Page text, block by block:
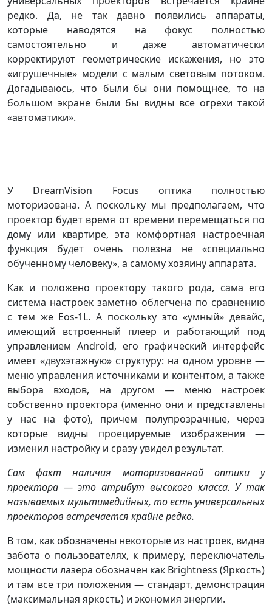
редко. Да, не так давно появились аппараты,
которые наводятся на фокус полностью
самостоятельно и даже автоматически
корректируют геометрические искажения, но это
«игрушечные» модели с малым световым потоком.
Догадываюсь, что были бы они помощнее, то на
большом экране были бы видны все огрехи такой
«автоматики».
У DreamVision Focus оптика полностью
моторизована. А поскольку мы предполагаем, что
проектор будет время от времени перемещаться по
дому или квартире, эта комфортная настроечная
функция будет очень полезна не «специально
обученному человеку», а самому хозяину аппарата.
Как и положено проектору такого рода, сама его
система настроек заметно облегчена по сравнению
с тем же Eos-1L. А поскольку это «умный» девайс,
имеющий встроенный плеер и работающий под
управлением Android, его графический интерфейс
имеет «двухэтажную» структуру: на одном уровне —
меню управления источниками и контентом, а также
выбора входов, на другом — меню настроек
собственно проектора (именно они и представлены
у нас на фото), причем полупрозрачные, через
которые видны проецируемые изображения —
изменил настройку и сразу увидел результат.
Сам факт наличия моторизованной оптики у
проектора — это атрибут высокого класса. У так
называемых мультимедийных, то есть универсальных
проекторов встречается крайне редко.
В том, как обозначены некоторые из настроек, видна
забота о пользователях, к примеру, переключатель
мощности лазера обозначен как Brightness (Яркость)
и там все три положения — стандарт, демонстрация
(максимальная яркость) и экономия энергии.